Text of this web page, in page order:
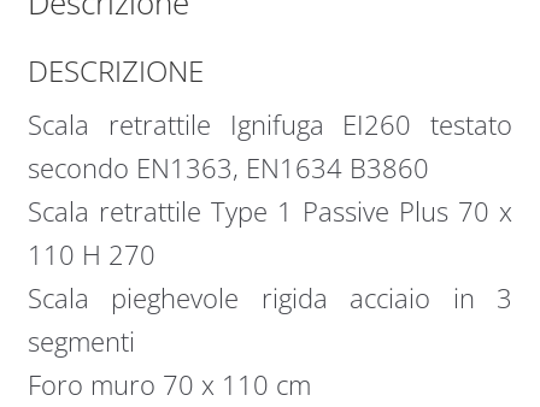
DESCRIZIONE
Scala retrattile Ignifuga EI260 testato
secondo EN1363, EN1634 B3860
Scala retrattile Type 1 Passive Plus 70 x
110 H 270
Scala pieghevole rigida acciaio in 3
segmenti
Foro muro 70 x 110 cm